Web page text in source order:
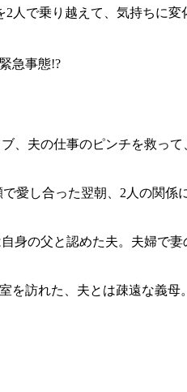
2人で乗り越えて、気持ちに
緊急事態!?
、夫の仕事のピンチを救っ
愛し合った翌朝、2人の関係
自身の父と認めた夫。夫婦で
を訪れた、夫とは疎遠な義